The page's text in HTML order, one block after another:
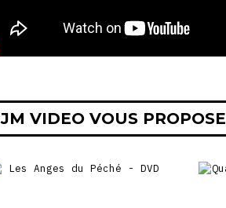
JM VIDEO VOUS PROPOSE